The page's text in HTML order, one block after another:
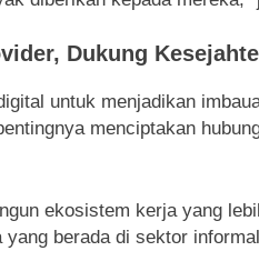
Dukung
untuk menjadikan
menciptakan
ekosistem kerja yang
berada di sektor